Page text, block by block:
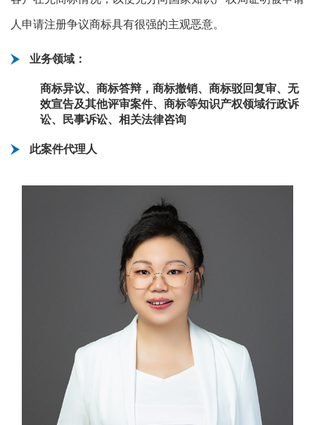
人申请注册争议商标具有很强的主观恶意。
业务领域：
商标异议、商标答辩，商标撤销、商标驳回复审、无
效宣告及其他评审案件、商标等知识产权领域行政诉
讼、民事诉讼、相关法律咨询
此案件代理人